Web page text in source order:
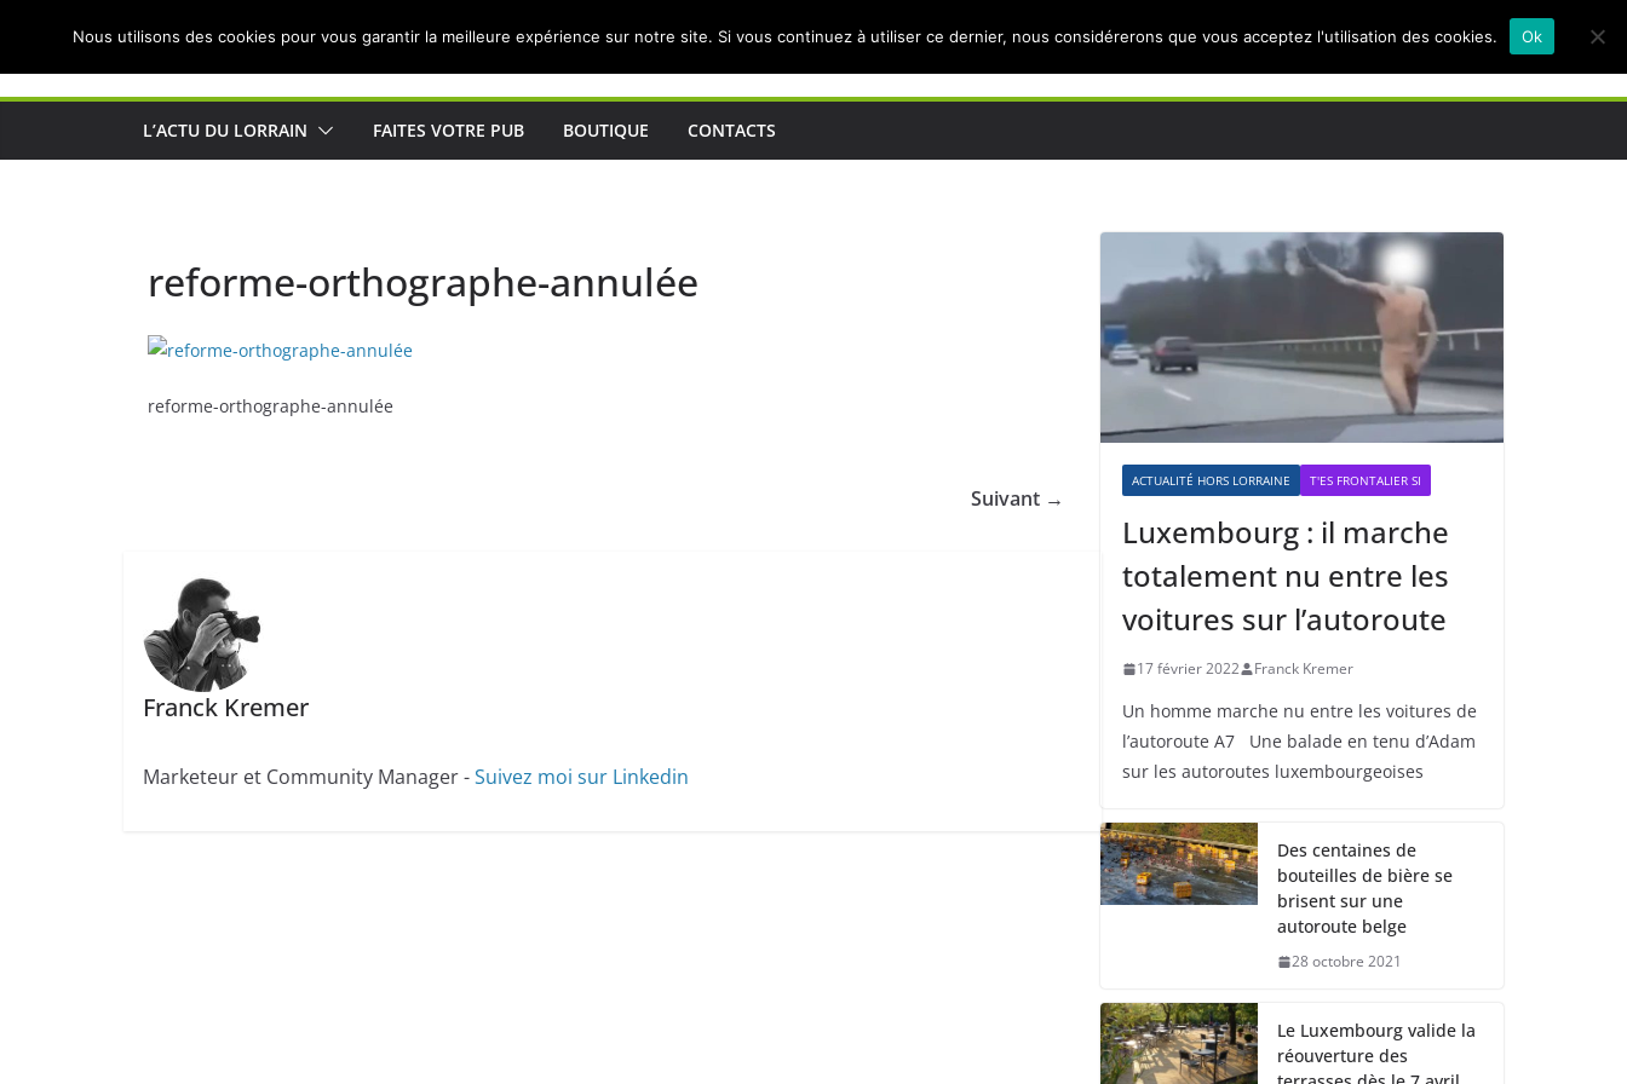
Actualités de Lorraine pour les Lorrains
L’ACTU DU LORRAIN FAITES VOTRE PUB BOUTIQUE CONTACTS
reforme-orthographe-annulée
reforme-orthographe-annulée
Suivant →
Franck Kremer
Marketeur et Community Manager -Suivez moi sur Linkedin
ACTUALITÉ HORS LORRAINE T'ES FRONTALIER SI
Luxembourg : il marche
totalement nu entre les
voitures sur l’autoroute
17 février 2022 Franck Kremer
Un homme marche nu entre les voitures de
l’autoroute A7 Une balade en tenu d’Adam
sur les autoroutes luxembourgeoises
Des centaines de
bouteilles de bière se
brisent sur une
autoroute belge
28 octobre 2021
Le Luxembourg valide la
réouverture des
Nous utilisons des cookies pour vous garantir la meilleure expérience sur notre site. Si vous continuez à utiliser ce dernier, nous considérerons que vous acceptez l'utilisation des cookies. Ok